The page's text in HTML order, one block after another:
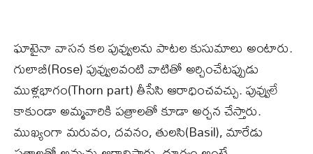
ఘాటైనా వాసన కల పువ్వులను పాటల కుసుమాలు అంటారు.
గులాబీ(Rose) పువ్వులవంటి వాటితో అర్చించేటప్పుడు
ముళ్లభాగం(Thorn part) తీసేసి ఆరాధించవచ్చు. పువ్వులే
కాకుండా అమ్మవారికి పత్రాలతో కూడా అర్చన చేస్తారు.
ముఖ్యంగా మరువం, దవనం, తులసి(Basil), మారేడు